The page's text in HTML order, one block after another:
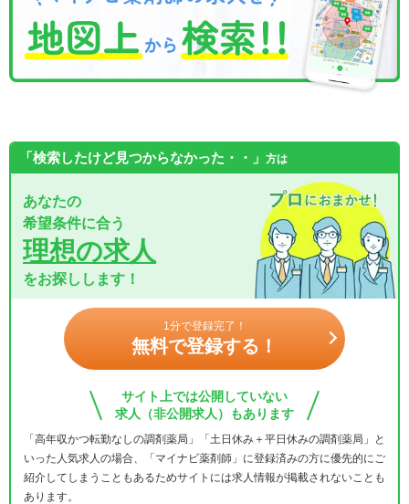
「検索したけど見つからなかった・・」 方は
あなたの
希望条件に合う
理想の求人
をお探しします！
1分で登録完了！
無料で登録する！
サイト上では公開していない
求人（非公開求人）もあります
「高年収かつ転勤なしの調剤薬局」「土日休み＋平日休みの調剤薬局」と
いった人気求人の場合、「マイナビ薬剤師」に登録済みの方に優先的にご
紹介してしまうこともあるためサイトには求人情報が掲載されないことも
あります。